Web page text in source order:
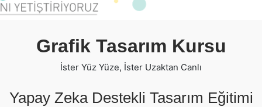
Grafik Tasarım Kursu
İster Yüz Yüze, İster Uzaktan Canlı
Yapay Zeka Destekli Tasarım Eğitimi